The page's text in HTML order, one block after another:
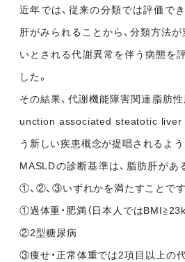
近年では、従来の分類では評価で
肝がみられることから、分類方法
いとされる代謝異常を伴う病態を
した。
その結果、代謝機能障害関連脂肪
unction associated steatotic liver
う新しい疾患概念が提唱されるよう
MASLDの診断基準は、脂肪肝があ
①、②、③いずれかを満たすことです
①過体重・肥満（日本人では
②2型糖尿病
③痩せ・正常体重では2項目以上の代